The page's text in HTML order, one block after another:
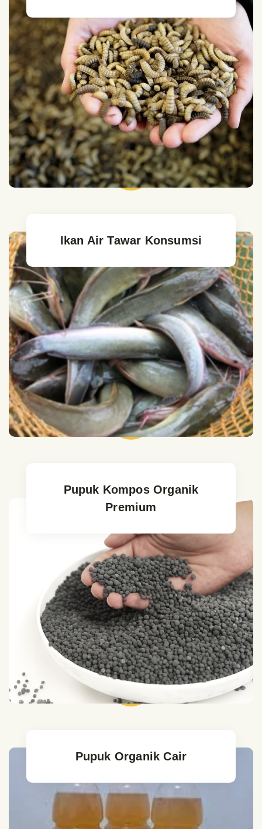
Ikan Air Tawar Konsumsi
Pupuk Kompos Organik
Premium
Pupuk Organik Cair